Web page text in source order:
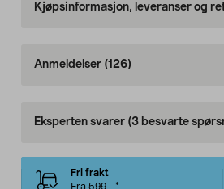
Kjøpsinformasjon, leveranser og
Anmeldelser (126)
Eksperten svarer (3 besvarte
Fri frakt
Fra 599,–*